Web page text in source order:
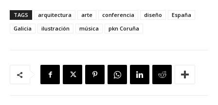
TAGS arquitectura arte conferencia diseño
España
Galicia
ilustración música pkn Coruña